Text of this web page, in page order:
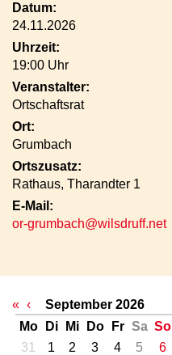
Datum:
24.11.2026
Uhrzeit:
19:00 Uhr
Veranstalter:
Ortschaftsrat
Ort:
Grumbach
Ortszusatz:
Rathaus, Tharandter 1
E-Mail:
or-grumbach@wilsdruff.net
« ‹
September 2026
Mo
Di Mi Do Fr Sa So
31
1 2 3 4 5
6